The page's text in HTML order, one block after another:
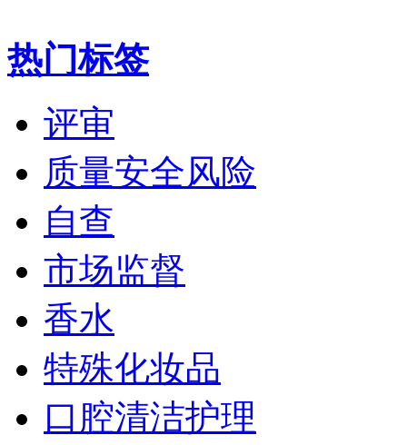
热门标签
评审
质量安全风险
自查
市场监督
香水
特殊化妆品
口腔清洁护理